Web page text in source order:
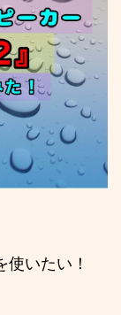
いたい！